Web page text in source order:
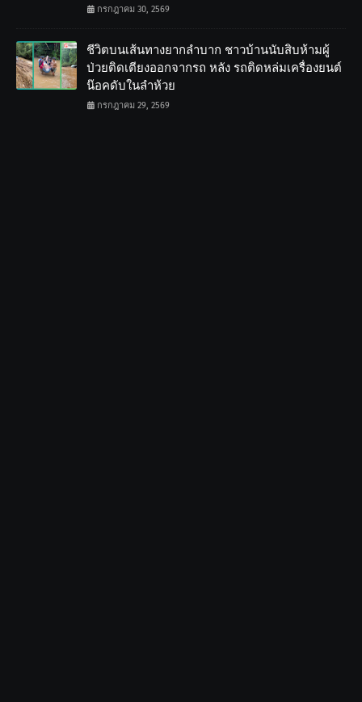
กรกฎาคม 30, 2569
ชีวิตบนเส้นทางยากลำบาก ชาวบ้านนับสิบห้ามผู้
ป่วยติดเตียงออกจากรถ หลัง รถติดหล่มเครื่องยนต์
น๊อคดับในลำห้วย
กรกฎาคม 29, 2569